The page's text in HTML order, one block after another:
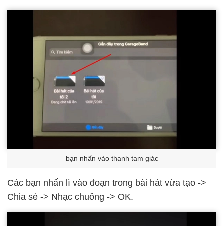
bạn nhấn vào thanh tam giác
Các bạn nhấn lì vào đoạn trong bài hát vừa tạo ->
Chia sẻ -> Nhạc chuông -> OK.